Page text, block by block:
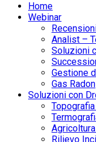
Home
Webinar
Analist –
Soluzioni
Gestione
Gas Radon
Soluzioni con
Rilievo